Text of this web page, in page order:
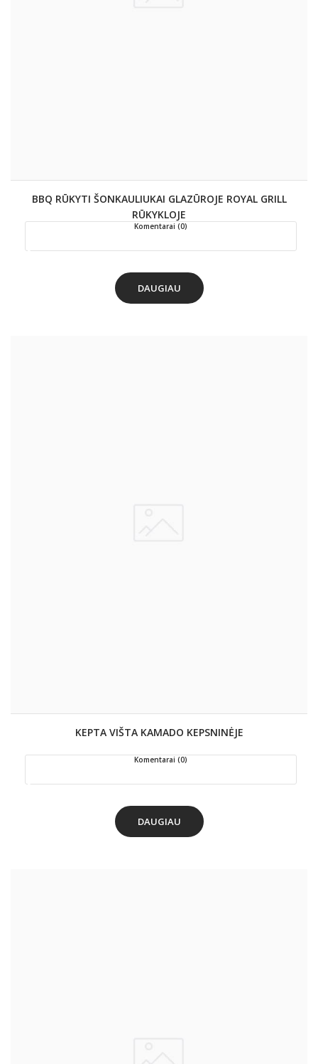
BBQ RŪKYTI ŠONKAULIUKAI GLAZŪROJE ROYAL GRILL
RŪKYKLOJE
Komentarai (0)
DAUGIAU
KEPTA VIŠTA KAMADO KEPSNINĖJE
Komentarai (0)
DAUGIAU